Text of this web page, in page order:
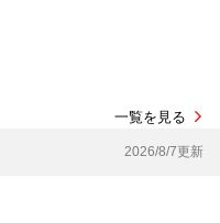
一覧を見る
2026/8/7更新